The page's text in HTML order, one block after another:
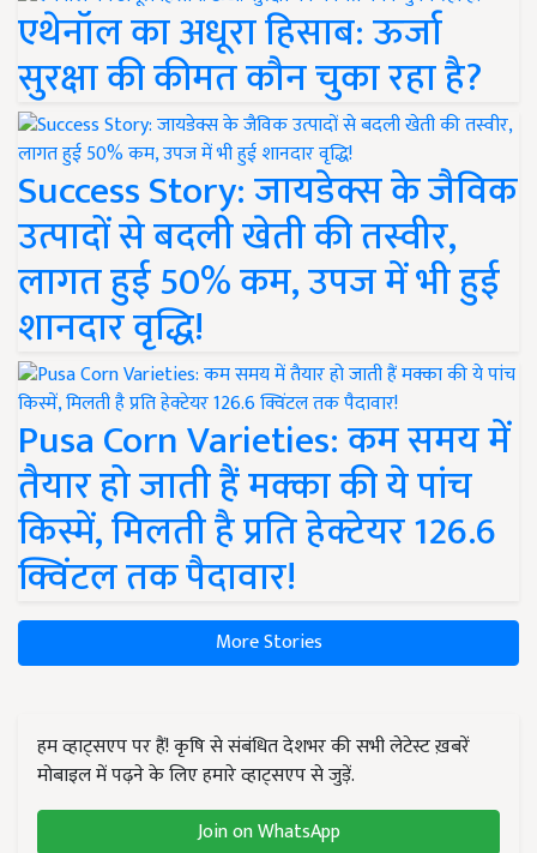
एथेनॉल का अधूरा हिसाब: ऊर्जा
सुरक्षा की कीमत कौन चुका रहा है?
Success Story: जायडेक्स के जैविक
उत्पादों से बदली खेती की तस्वीर,
लागत हुई 50% कम, उपज में भी हुई
शानदार वृद्धि!
Pusa Corn Varieties: कम समय में
तैयार हो जाती हैं मक्का की ये पांच
किस्में, मिलती है प्रति हेक्टेयर 126.6
क्विंटल तक पैदावार!
More Stories
हम व्हाट्सएप पर हैं! कृषि से संबंधित देशभर की सभी लेटेस्ट ख़बरें
मोबाइल में पढ़ने के लिए हमारे व्हाट्सएप से जुड़ें.
Join on WhatsApp